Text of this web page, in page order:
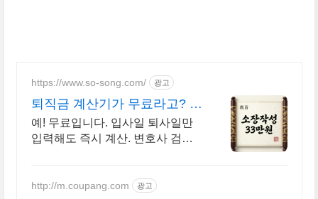
https://www.so-song.com/ 광고
퇴직금 계산기가 무료라고? 변
호사가 직접 작성
예! 무료입니다. 입사일 퇴사일만
입력해도 즉시 계산. 변호사 검수
지지 않습니다
http://m.coupang.com 광고